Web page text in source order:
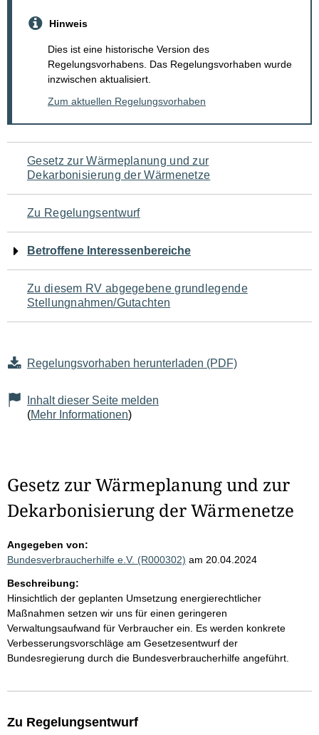
Hinweis
Dies ist eine historische Version des
Regelungsvorhabens. Das Regelungsvorhaben wurde
inzwischen aktualisiert.
Zum aktuellen Regelungsvorhaben
Navigation
für
den
Seiteninhalt
Gesetz zur Wärmeplanung und zur
Dekarbonisierung der Wärmenetze
Zu Regelungsentwurf
Betroffene Interessenbereiche
Zu diesem RV abgegebene grundlegende
Stellungnahmen/Gutachten
Regelungsvorhaben herunterladen (PDF)
Inhalt dieser Seite melden
(Mehr Informationen)
Gesetz zur Wärmeplanung und zur
Dekarbonisierung der Wärmenetze
Angegeben von:
Bundesverbraucherhilfe e.V. (R000302) am 20.04.2024
Beschreibung:
Hinsichtlich der geplanten Umsetzung energierechtlicher
Maßnahmen setzen wir uns für einen geringeren
Verwaltungsaufwand für Verbraucher ein. Es werden konkrete
Verbesserungsvorschläge am Gesetzesentwurf der
Bundesregierung durch die Bundesverbraucherhilfe angeführt.
Zu Regelungsentwurf